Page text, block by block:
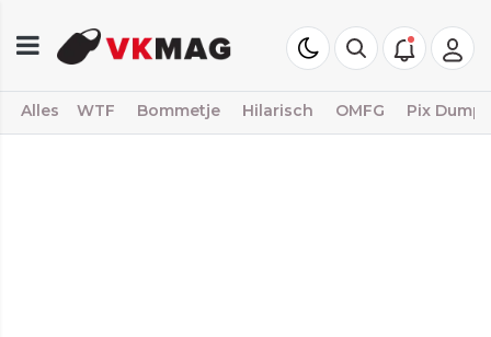
Alles WTF Bommetje Hilarisch OMFG Pix Dump